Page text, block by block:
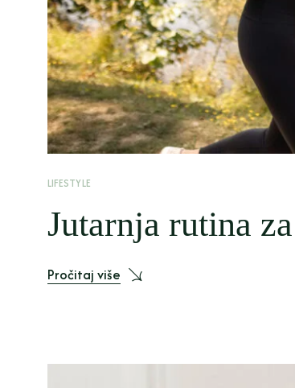
LIFESTYLE
Jutarnja rutina
Pročitaj više